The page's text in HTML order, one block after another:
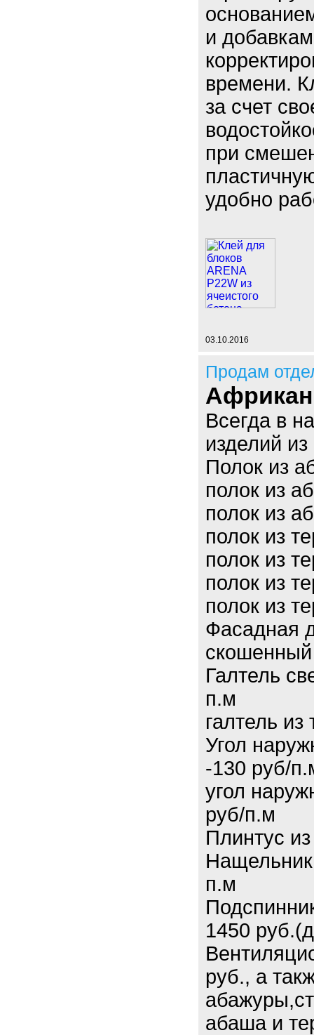
и
времени.
за счет
при
удобно
03.10.2016
Продам
Всегда в
изделий
Полок из
полок из
полок из
полок из
полок из
полок из
полок из
Фасадная
Галтель
п.м
галтель
Угол
-130 руб/
угол
руб/п.м
Плинтус
п.м
1450
руб., а
абаша и